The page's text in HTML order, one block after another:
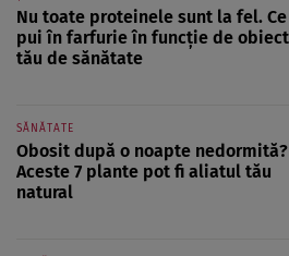
Nu toate proteinele sunt la fel. Ce
pui în farfurie în funcție de
tău de sănătate
SĂNĂTATE
Obosit după o noapte nedormită?
Aceste 7 plante pot fi aliatul tău
natural